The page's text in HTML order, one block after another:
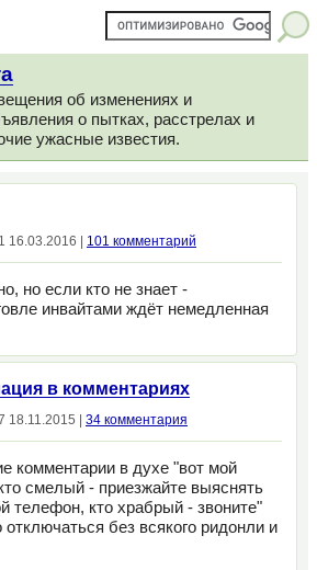
об изменениях и
о пытках, расстрелах и
ужасные известия.
16.03.2016 | 101 комментарий
но если кто не знает -
инвайтами ждёт немедленная
в комментариях
18.11.2015 | 34 комментария
комментарии в духе "вот мой
смелый - приезжайте выяснять
телефон, кто храбрый - звоните"
без всякого ридонли и